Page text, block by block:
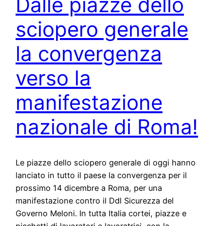
sciopero generale
la convergenza
verso la
manifestazione
nazionale di Roma!
Le piazze dello sciopero generale di oggi hanno
lanciato in tutto il paese la convergenza per il
prossimo 14 dicembre a Roma, per una
manifestazione contro il Ddl Sicurezza del
Governo Meloni. In tutta Italia cortei, piazze e